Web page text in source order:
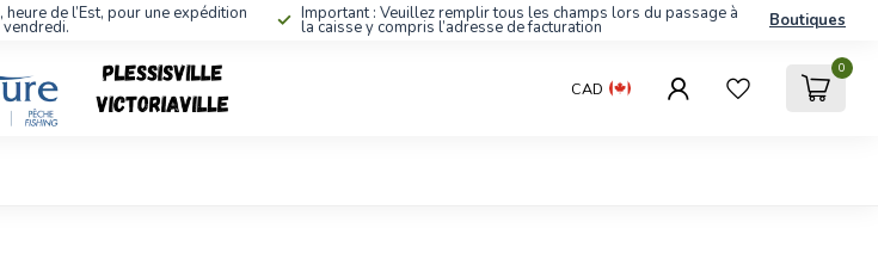
de l’Est, pour une expédition Important : Veuillez remplir tous les champs lors du passage à
la caisse y compris l’adresse de facturation Boutiques
CAD
0